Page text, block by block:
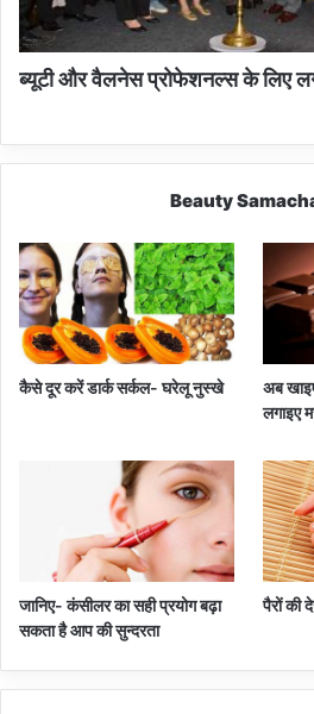
ब्यूटी और वैलनेस प्रोफेशनल्स के लिए
Beauty
कैसे दूर करें डार्क सर्कल- घरेलू नुस्खे
अब
लगाइए
जानिए- कंसीलर का सही प्रयोग बढ़ा
सकता है आप की सुन्दरता
पैरों की